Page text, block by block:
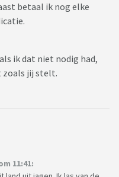
betaal ik nog elke
ik dat niet nodig had,
zoals jij stelt.
11:41: